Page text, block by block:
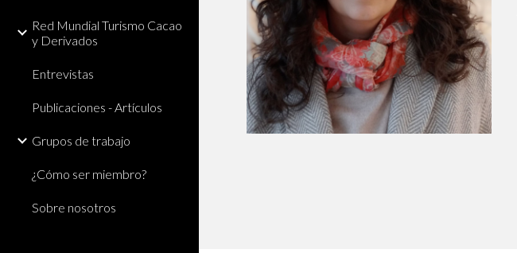
Red Mundial Turismo Cacao
y Derivados
Entrevistas
Publicaciones - Artículos
Grupos de trabajo
¿Cómo ser miembro?
Sobre nosotros